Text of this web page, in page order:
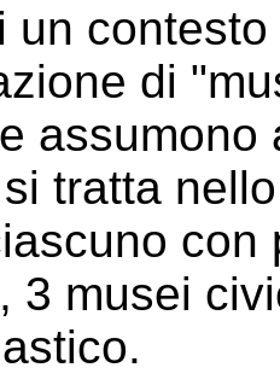
un
di
tratta
3 musei